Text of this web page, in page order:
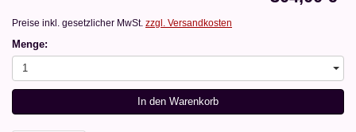
Preise inkl. gesetzlicher MwSt. zzgl. Versandkosten
Menge:
1
In den Warenkorb